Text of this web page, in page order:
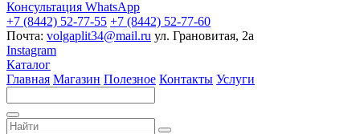
Консультация WhatsApp
+7 (8442) 52-77-55 +7 (8442) 52-77-60
Почта: volgaplit34@mail.ru ул. Грановитая, 2а
Instagram
Каталог
Главная Магазин Полезное Контакты Услуги